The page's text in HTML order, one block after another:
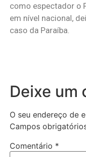
como espectador o
em nível nacional,
caso da Paraíba.
Deixe um
O seu endereço de
Campos
Comentário *